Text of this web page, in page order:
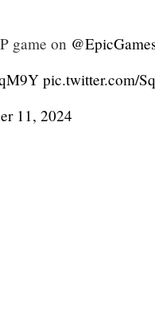
game on
pic.twitter.com/
11, 2024